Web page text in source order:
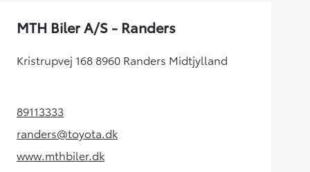
MTH Biler A/S - Randers
Kristrupvej 168 8960 Randers Midtjylland
89113333(Opens in new tab)
randers@toyota.dk
(Opens in new tab)
www.mthbiler.dk(Opens in new tab)